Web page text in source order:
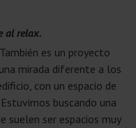
al relax.
es un proyecto
mirada diferente a los
con un espacio de
buscando una
suelen ser espacios muy